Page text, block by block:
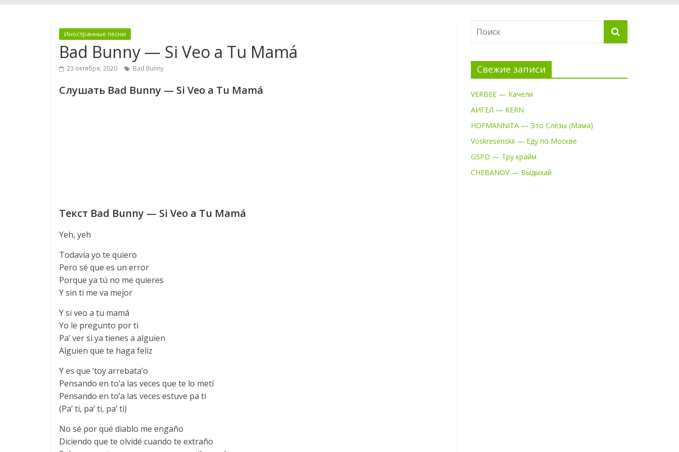
Иностранные песни
Bad Bunny — Si Veo a Tu Mamá
23 октября, 2020 Bad Bunny
Слушать Bad Bunny — Si Veo a Tu Mamá
Текст Bad Bunny — Si Veo a Tu Mamá
Yeh, yeh
Todavía yo te quiero
Pero sé que es un error
Porque ya tú no me quieres
Y sin ti me va mejor
Y si veo a tu mamá
Yo le pregunto por ti
Pa’ ver si ya tienes a alguien
Alguien que te haga feliz
Y es que ‘toy arrebata’o
Pensando en to’a las veces que te lo metí
Pensando en to’a las veces estuve pa ti
(Pa’ ti, pa’ ti, pa’ ti)
No sé por qué diablo me engaño
Diciendo que te olvidé cuando te extraño
Свежие записи
VERBEE — Качели
АИГЕЛ — KERN
HOFMANNITA — Это Слёзы (Мама)
Voskresenskii — Еду по Москве
GSPD — Тру крайм
CHEBANOV — Выдыхай